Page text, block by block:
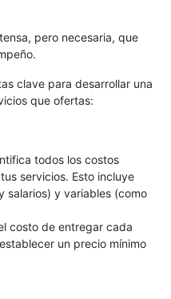
pero necesaria, que
clave para desarrollar una
que ofertas:
todos los costos
servicios. Esto incluye
salarios) y variables (como
costo de entregar cada
un precio mínimo